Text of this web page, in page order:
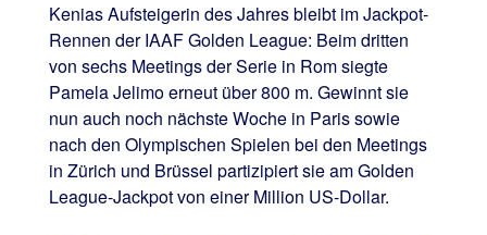
Kenias Aufsteigerin des Jahres bleibt im Jackpot-
Rennen der IAAF Golden League: Beim dritten
von sechs Meetings der Serie in Rom siegte
Pamela Jelimo erneut über 800 m. Gewinnt sie
nun auch noch nächste Woche in Paris sowie
nach den Olympischen Spielen bei den Meetings
in Zürich und Brüssel partizipiert sie am Golden
League-Jackpot von einer Million US-Dollar.